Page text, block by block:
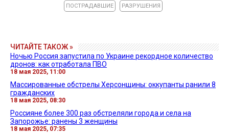
ПОСТРАДАВШИЕ РАЗРУШЕНИЯ
ЧИТАЙТЕ ТАКОЖ »
Ночью Россия запустила по Украине рекордное количество
дронов: как отработала ПВО
18 мая 2025, 11:00
Массированные обстрелы Херсонщины: оккупанты ранили 8
гражданских
18 мая 2025, 08:30
Россияне более 300 раз обстреляли города и села на
Запорожье: ранены 3 женщины
18 мая 2025, 07:35